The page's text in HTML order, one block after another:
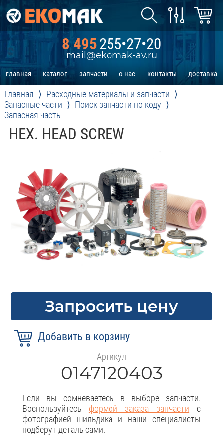
8 495255•27•20
mail@ekomak-av.ru
главная каталог запчасти о нас контакты доставка
Главная
Расходные материалы и запчасти
Запасные части
Поиск запчасти по коду
Запасная часть
HEX. HEAD SCREW
Запросить цену
Артикул
0147120403
Если вы сомневаетесь в выборе запчасти.
Воспользуйтесь формой заказа запчасти с
фотографией шильдика и наши специалисты
подберут деталь сами.